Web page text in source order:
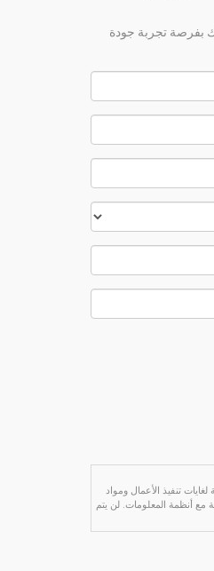
بفرصة تجربة جودة
تنفيذ الأعمال ومواد
مع أنظمة المعلومات. لن يتم